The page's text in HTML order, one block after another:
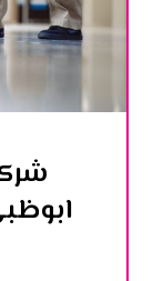
ابوظبي